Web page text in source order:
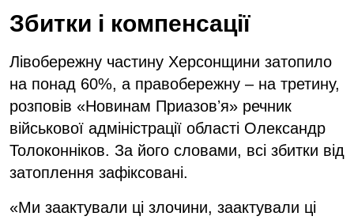
Збитки і компенсації
Лівобережну частину Херсонщини затопило
на понад 60%, а правобережну – на третину,
розповів «Новинам Приазовʼя» речник
військової адміністрації області Олександр
Толоконніков. За його словами, всі збитки від
затоплення зафіксовані.
«Ми заактували ці злочини, заактували ці